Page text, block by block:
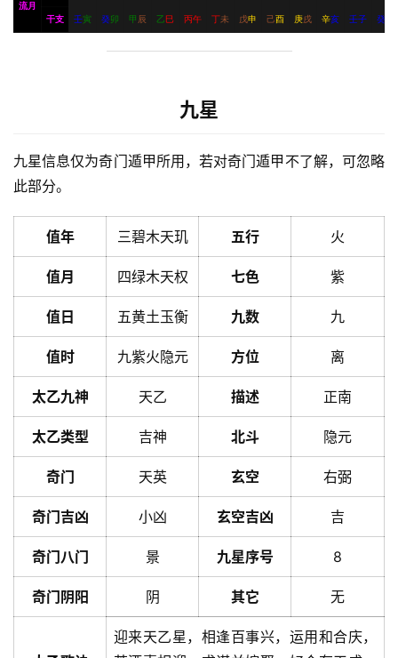
流月
干支 壬寅 癸卯 甲 辰 乙巳 丙午 丁未 戊申 己酉 庚戌 辛亥 壬子 癸
九星
九星信息仅为奇门遁甲所用，若对奇门遁甲不了解，可忽略
此部分。
值年 三碧木天玑 五行 火
值月 四绿木天权 七色 紫
值日 五黄土玉衡 九数 九
值时 九紫火隐元 方位 离
太乙九神 天乙 描述 正南
太乙类型 吉神 北斗 隐元
奇门 天英 玄空 右弼
奇门吉凶 小凶 玄空吉凶 吉
奇门八门 景 九星序号 8
奇门阴阳 阴 其它 无
迎来天乙星，相逢百事兴，运用和合庆，